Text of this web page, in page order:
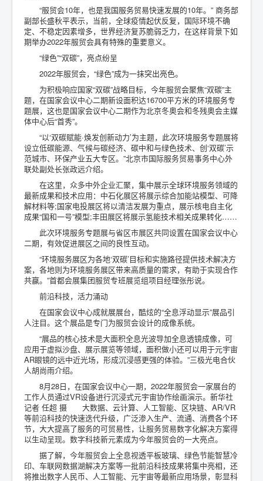
“服贸会10年，也是我国服务贸易快速发展的10年。” 商务部
副部长盛秋平表示，当前，全球疫情起伏反复，国际环境不确
定、不稳定因素增多，世界经济复苏脆弱乏力，在这样背景下如
期举办2022年服贸会具有特殊的重要意义。
“绿色”“双碳”，亮点纷呈
2022年服贸会，“绿色”成为一抹突出亮色。
为积极响应国家“双碳”战略目标，今年服贸会聚焦“双碳”主
题，在国家会议中心二期新设面积达16700平方米的环境服务专
题展，这也是国家会议中心二期作为北京冬奥会和冬残奥会主媒
体中心后“首秀”。
“以‘双碳赋能·焕发创新动力’为主题，此次环境服务专题展将
设立低碳能源、气候与碳经济、碳中和与绿色技术、创‘双碳’示
范城市、环保产业五大专区。”北京市国际服务贸易事务中心外
联处副处长张政远介绍。
在这里，众多中外企业汇聚，集中展示全球环境服务领域的
最新成果和技术应用：中石化展区将展示综合加能站模型、可降
解材料等;国家电投展区将以清洁发展为重点，展示核电自主化
成果“国和一号”模型;丰田展区将展示氢能技术相关成果转化……
此次环境服务专题展与省区市展区共同设置在国家会议中心
二期，有效促进展区之间的良性互动。
“环境服务展区为各地‘双碳’目标和实施路径提供技术解决方
案，各地则为环境服务展区带来高质量的需求，有助于实现合作
共赢。”首都会展集团服贸专班展览组项目经理张彤说。
前沿科技，活力涌动
在国家会议中心成就展展台，酷炫的“全息浮动显示”展品引
人注目。这个展品是专门为服贸会设计的成像系统。
“展品的核心技术是大面积全息光波导加全息透镜成像，可
应用于虚拟沙盘、展示展览等领域，面积做小还可以用于元宇宙
AR眼镜的远中近光场，形成沉浸感更强的体验。”三极光电合伙
人胡尚雨介绍。
8月28日，在国家会议中心一期，2022年服贸会一家展台的
工作人员通过VR设备进行沉浸式元宇宙协作绘画演示。新华社
记者 任超 摄 大数据、云计算、人工智能、区块链、AR/VR
等前沿科技的快速迭代升级，广泛渗入生产、流通、消费各个环
节，大大提高了服务的可贸易性，让服务贸易数字化解决方案得
以生动呈现。数字科技新元素成为今年服贸会的一大亮点。
据了解，今年服贸会上全息视透平板玻璃、绿色节能智慧冷
印、车联网数据湖解决方案等一批前沿科技成果将集中亮相，还
将推出数字人民币、人工智能、元宇宙等最新应用场景，彰显科